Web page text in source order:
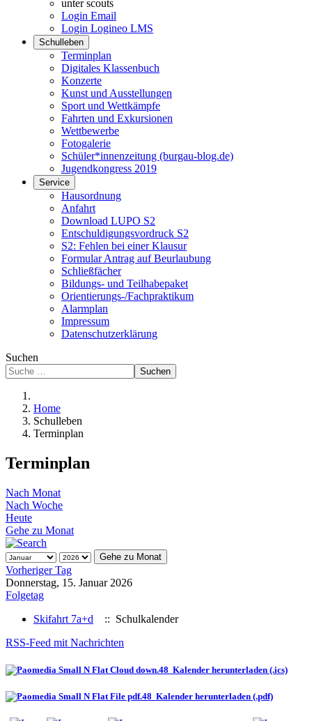
unter scouts
Login Email
Login Logineo LMS
Schulleben
Terminplan
Digitales Klassenbuch
Konzerte
Kunst und Ausstellungen
Sport und Wettkämpfe
Fahrten und Exkursionen
Wettbewerbe
Fotogalerie
Schüler*innenzeitung (burgau-blog.de)
Jugendkongress 2019
Service
Hausordnung
Anfahrt
Download LUPO S2
Entschuldigungsvordruck S2
S2: Fehlen bei einer Klausur
Formular Antrag auf Beurlaubung
Schließfächer
Bildungs- und Teilhabepaket
Orientierungs-/Fachpraktikum
Alarmplan
Impressum
Datenschutzerklärung
Suchen
Suchen
Home
Schulleben
Terminplan
Terminplan
Nach Monat
Nach Woche
Heute
Gehe zu Monat
Gehe zu Monat
Vorheriger Tag
Donnerstag, 15. Januar 2026
Folgetag
Skifahrt 7a+d
:: Schulkalender
RSS-Feed mit Nachrichten
Kalender herunterladen (.ics)
Kalender herunterladen (.pdf)